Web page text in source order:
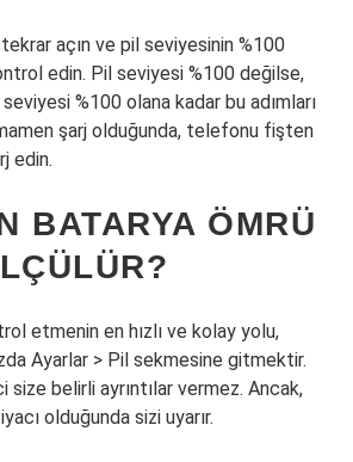
açın ve pil seviyesinin %100
edin. Pil seviyesi %100 değilse,
seviyesi %100 olana kadar bu adımları
şarj olduğunda, telefonu fişten
edin.
BATARYA ÖMRÜ
etmenin en hızlı ve kolay yolu,
Ayarlar > Pil sekmesine gitmektir.
size belirli ayrıntılar vermez. Ancak,
olduğunda sizi uyarır.